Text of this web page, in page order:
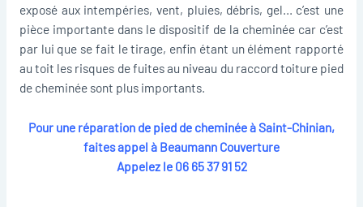
exposé aux intempéries, vent, pluies, débris, gel… c’est une
pièce importante dans le dispositif de la cheminée car c’est
par lui que se fait le tirage, enfin étant un élément rapporté
au toit les risques de fuites au niveau du raccord toiture pied
de cheminée sont plus importants.
Pour une réparation de pied de cheminée à Saint-Chinian,
faites appel à Beaumann Couverture
Appelez le 06 65 37 91 52